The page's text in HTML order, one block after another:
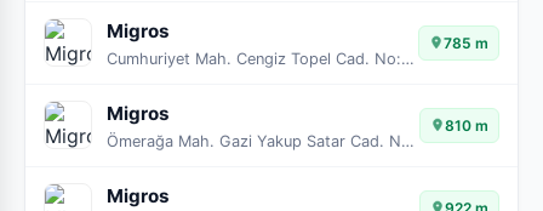
Migros
Cumhuriyet Mah. Cengiz Topel Cad. No: 74/A
785 m
Migros
Ömerağa Mah. Gazi Yakup Satar Cad. NO:165
810 m
Migros